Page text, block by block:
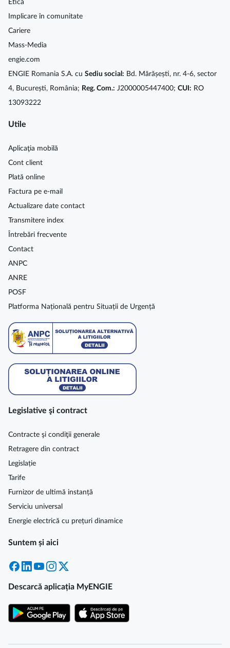
Etică
Implicare în comunitate
Cariere
Mass-Media
engie.com
ENGIE Romania S.A. cu Sediu social: Bd. Mărășești, nr. 4-6, sector
4, București, România; Reg. Com.: J2000005447400; CUI: RO
13093222
Utile
Aplicaţia mobilă
Cont client
Plată online
Factura pe e-mail
Actualizare date contact
Transmitere index
Întrebări frecvente
Contact
ANPC
ANRE
POSF
Platforma Națională pentru Situații de Urgență
Legislative şi contract
Contracte şi condiţii generale
Retragere din contract
Legislație
Tarife
Furnizor de ultimă instanță
Serviciu universal
Energie electrică cu prețuri dinamice
Suntem și aici
Facebook
LinkedInYouTubeInstagram
Descarcă aplicația MyENGIE